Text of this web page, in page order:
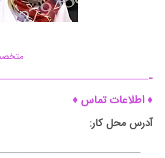
♦ اطلاعات تماس ♦
آدرس محل کار: